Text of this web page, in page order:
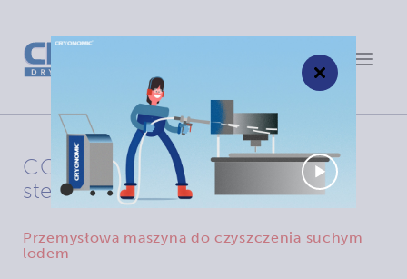
Toggle
COMBI72: Opcjonalne zdalne
sterowanie
Przemysłowa maszyna do czyszczenia suchym
lodem
×